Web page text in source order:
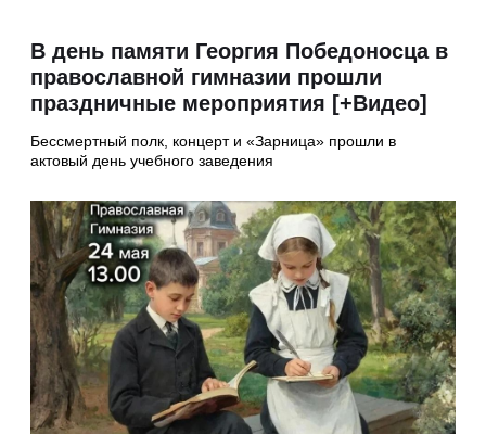
В день памяти Георгия Победоносца в
православной гимназии прошли
праздничные мероприятия [+Видео]
Бессмертный полк, концерт и «Зарница» прошли в
актовый день учебного заведения